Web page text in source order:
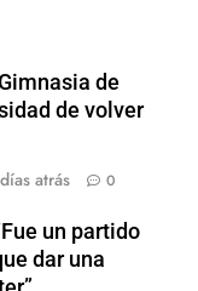
de
de volver
atrás 0
un partido
dar una